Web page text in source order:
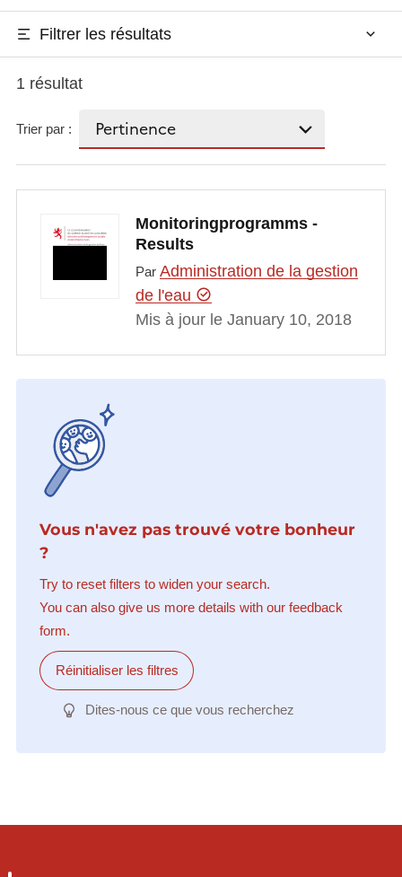
Filtrer les résultats
1 résultat
Trier par :
Monitoringprogramms -
Results
Par Administration de la gestion
de l'eau
Mis à jour le January 10, 2018
Vous n'avez pas trouvé votre bonheur
?
Try to reset filters to widen your search.
You can also give us more details with our feedback
form.
Réinitialiser les filtres
Dites-nous ce que vous recherchez